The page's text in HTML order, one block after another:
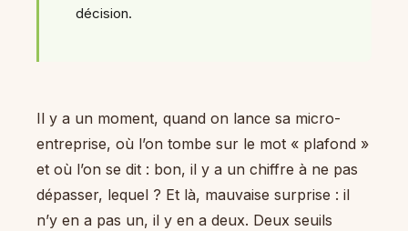
décision.
Il y a un moment, quand on lance sa micro-
entreprise, où l’on tombe sur le mot « plafond »
et où l’on se dit : bon, il y a un chiffre à ne pas
dépasser, lequel ? Et là, mauvaise surprise : il
n’y en a pas un, il y en a deux. Deux seuils